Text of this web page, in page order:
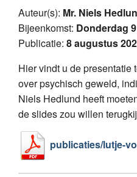
Auteur(s): Mr. Niels
Bijeenkomst: Donderdag
Publicatie: 8 augustus
Hier vindt u de presentatie
over psychisch geweld,
Niels Hedlund heeft
de slides zou willen
publicaties/lutje-